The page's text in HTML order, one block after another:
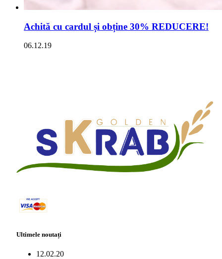
Achită cu cardul și obține 30% REDUCERE!
06.12.19
Ultimele noutați
12.02.20